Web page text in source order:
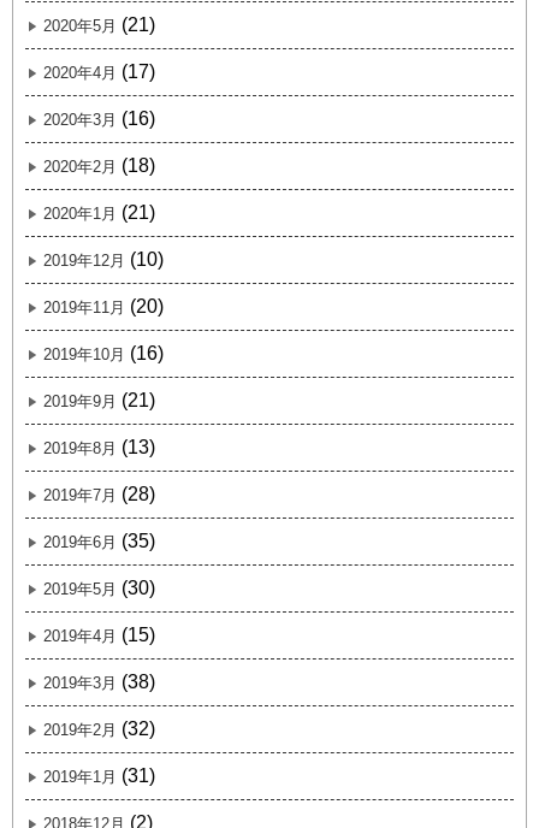
2020年5月 (21)
2020年4月 (17)
2020年3月 (16)
2020年2月 (18)
2020年1月 (21)
2019年12月 (10)
2019年11月 (20)
2019年10月 (16)
2019年9月 (21)
2019年8月 (13)
2019年7月 (28)
2019年6月 (35)
2019年5月 (30)
2019年4月 (15)
2019年3月 (38)
2019年2月 (32)
2019年1月 (31)
2018年12月 (2)